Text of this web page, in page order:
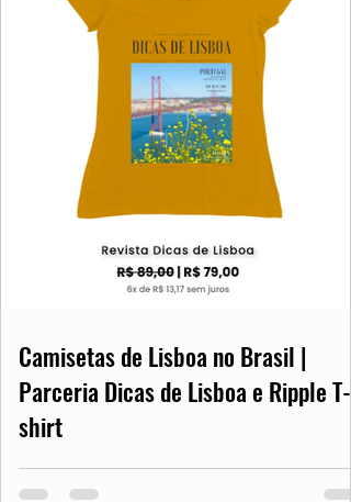
Camisetas de Lisboa no Brasil |
Parceria Dicas de Lisboa e Ripple T-
shirt